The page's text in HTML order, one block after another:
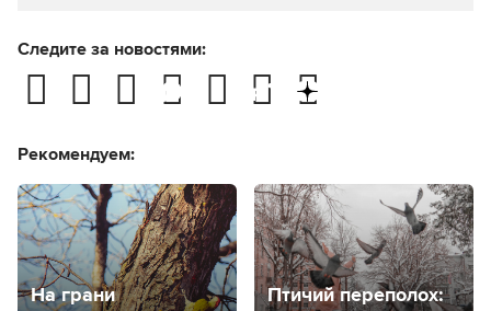
Следите за новостями:
Рекомендуем:
На грани
Птичий переполох: